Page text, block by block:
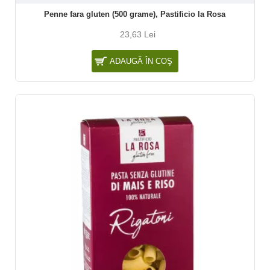
Penne fara gluten (500 grame), Pastificio la Rosa
23,63 Lei
ADAUGĂ ÎN COŞ